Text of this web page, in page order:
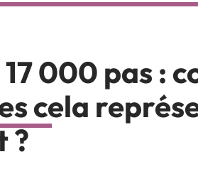
000 pas :
cela
?